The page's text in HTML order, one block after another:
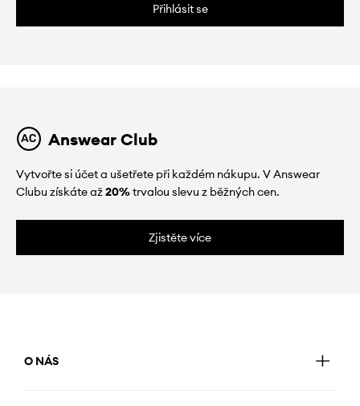
Přihlásit se
Answear Club
Vytvořte si účet a ušetřete při každém nákupu. V Answear
Clubu získáte až20%trvalou slevu z běžných cen.
Zjistěte více
O NÁS